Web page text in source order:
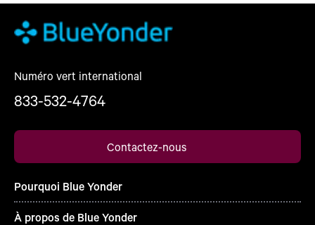
Numéro vert international
833-532-4764
Contactez-nous
Pourquoi Blue Yonder
À propos de Blue Yonder